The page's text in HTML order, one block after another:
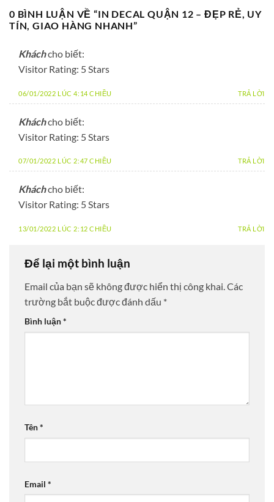
0 BÌNH LUẬN VỀ “IN DECAL QUẬN 12 – ĐẸP RẺ, UY
TÍN, GIAO HÀNG NHANH”
Kháchcho biết:
Visitor Rating: 5 Stars
06/01/2022 LÚC 4:14 CHIỀU TRẢ LỜI
Kháchcho biết:
Visitor Rating: 5 Stars
07/01/2022 LÚC 2:47 CHIỀU TRẢ LỜI
Kháchcho biết:
Visitor Rating: 5 Stars
13/01/2022 LÚC 2:12 CHIỀU TRẢ LỜI
Để lại một bình luận
Email của bạn sẽ không được hiển thị công khai.Các
trường bắt buộc được đánh dấu *
Bình luận*
Tên*
Email *